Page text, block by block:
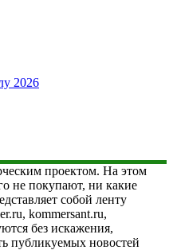
2026
проектом. На этом
не покупают, ни какие
собой ленту
kommersant.ru,
без искажения,
публикуемых новостей